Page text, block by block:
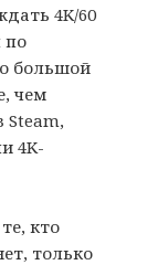
4K/60
по
большой
чем
4K-
кто
только